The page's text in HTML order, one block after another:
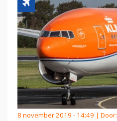
8 november 2019 - 14:49 | Door: